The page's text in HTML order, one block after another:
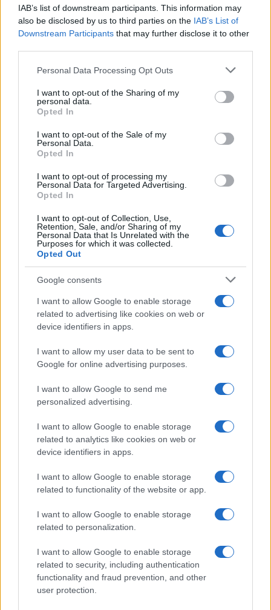
IAB’s list of downstream participants. This information may
also be disclosed by us to third parties on the IAB’s List of
Downstream Participants that may further disclose it to other
Please note that this website/app uses one or more Google
not limited to your visit or usage behaviour. You may click to
grant or deny consent to Google and its third-party tags to
use your data for below specified purposes in below Google
consent section.
Personal Data Processing Opt Outs
I want to opt-out of the Sharing of my
personal data.
Opted In
I want to opt-out of the Sale of my
Personal Data.
Opted In
I want to opt-out of processing my
Personal Data for Targeted Advertising.
Opted In
I want to opt-out of Collection, Use,
Retention, Sale, and/or Sharing of my
Personal Data that Is Unrelated with the
Purposes for which it was collected.
Opted Out
Google consents
I want to allow Google to enable storage
related to advertising like cookies on web or
device identifiers in apps.
I want to allow my user data to be sent to
Google for online advertising purposes.
I want to allow Google to send me
personalized advertising.
I want to allow Google to enable storage
related to analytics like cookies on web or
device identifiers in apps.
I want to allow Google to enable storage
related to functionality of the website or app.
I want to allow Google to enable storage
related to personalization.
I want to allow Google to enable storage
related to security, including authentication
functionality and fraud prevention, and other
user protection.
Jovanotti, Gabry Ponte e Alfa: Olbia ombelico del
mondo per una notte
Giorgia Meloni a La Maddalena, la vicesindaco:
“Orgoglio e discrezione per visita privata̶…
Incendio nella notte a Olbia, a fuoco due furgoni
A fuoco un deposito con bombole, intervento dei
NECROLOGIE
Mario Malu
Paolo Pinna
Martina Agostina Diturco
I nostri cari